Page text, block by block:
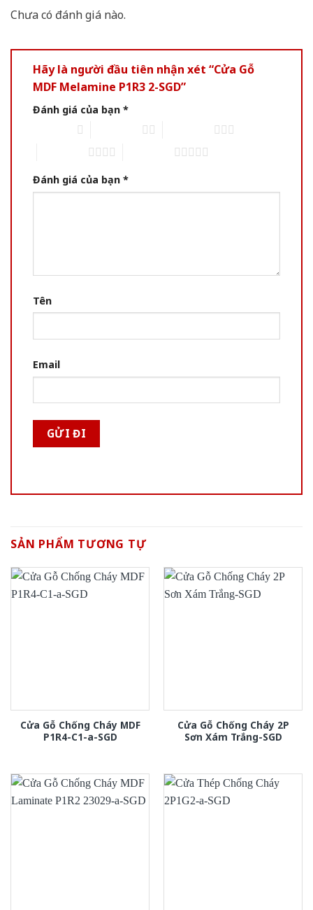
Chưa có đánh giá nào.
Hãy là người đầu tiên nhận xét “Cửa Gỗ
MDF Melamine P1R3 2-SGD”
Đánh giá của bạn *
Đánh giá của bạn *
Tên
Email
SẢN PHẨM TƯƠNG TỰ
Cửa Gỗ Chống Cháy MDF
P1R4-C1-a-SGD
Cửa Gỗ Chống Cháy 2P
Sơn Xám Trắng-SGD